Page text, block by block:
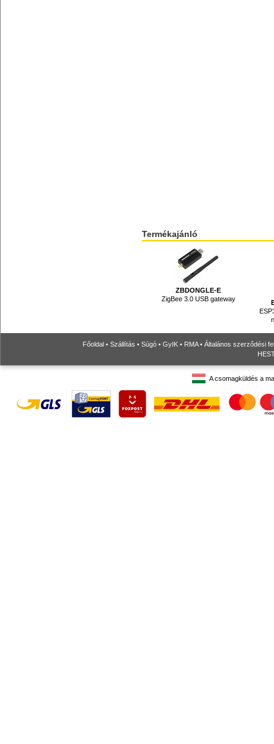
Termékajánló
ZBDONGLE-E
ZigBee 3.0 USB gateway
Főoldal • Szállítás • Súgó • GyIK • RMA• Általános szerződési
A csomagküldés a